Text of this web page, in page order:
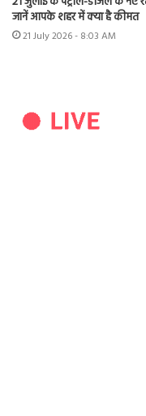
जानें आपके शहर में क्या है कीमत
21 July 2026 - 8:03 AM